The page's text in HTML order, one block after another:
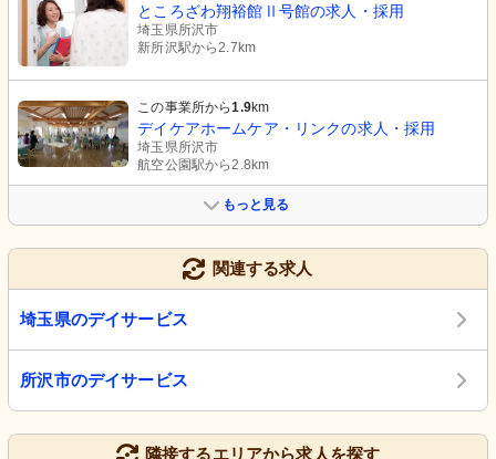
ところざわ翔裕館Ⅱ号館の求人・採用
埼玉県所沢市
新所沢駅から2.7km
この事業所から1.9km
デイケアホームケア・リンクの求人・採用
埼玉県所沢市
航空公園駅から2.8km
もっと見る
関連する求人
埼玉県のデイサービス
所沢市のデイサービス
隣接するエリアから求人を探す